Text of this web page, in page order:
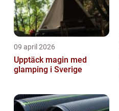
09 april 2026
Upptäck magin med
glamping i Sverige